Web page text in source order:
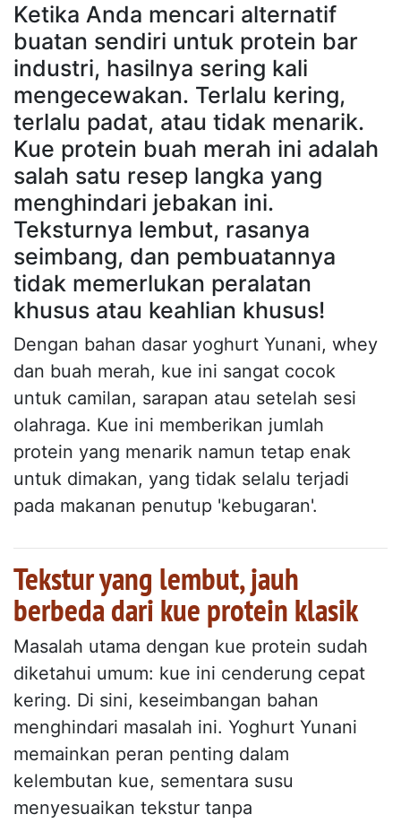
Ketika Anda mencari alternatif
buatan sendiri untuk protein bar
industri, hasilnya sering kali
mengecewakan. Terlalu kering,
terlalu padat, atau tidak menarik.
Kue protein buah merah ini adalah
salah satu resep langka yang
menghindari jebakan ini.
Teksturnya lembut, rasanya
seimbang, dan pembuatannya
tidak memerlukan peralatan
khusus atau keahlian khusus!
Dengan bahan dasar yoghurt Yunani, whey
dan buah merah, kue ini sangat cocok
untuk camilan, sarapan atau setelah sesi
olahraga. Kue ini memberikan jumlah
protein yang menarik namun tetap enak
untuk dimakan, yang tidak selalu terjadi
pada makanan penutup 'kebugaran'.
Tekstur yang lembut, jauh
berbeda dari kue protein klasik
Masalah utama dengan kue protein sudah
diketahui umum: kue ini cenderung cepat
kering. Di sini, keseimbangan bahan
menghindari masalah ini. Yoghurt Yunani
memainkan peran penting dalam
kelembutan kue, sementara susu
menyesuaikan tekstur tanpa